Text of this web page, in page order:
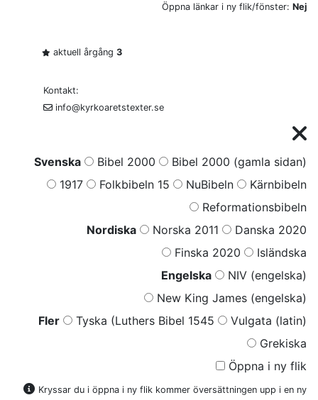
Öppna länkar i ny flik/fönster: Nej
aktuell årgång 3
Kontakt:
info@kyrkoaretstexter.se
Svenska Bibel 2000
Bibel 2000 (gamla sidan)
1917
Folkbibeln 15 NuBibeln
Kärnbibeln
Reformationsbibeln
Nordiska
Norska 2011
Danska 2020
Finska 2020
Isländska
Engelska
NIV (engelska)
New King James (engelska)
Fler
Tyska (Luthers Bibel 1545
Vulgata (latin)
Grekiska
Öppna i ny flik
Kryssar du i öppna i ny flik kommer översättningen upp i en ny